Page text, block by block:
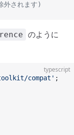
されます)
のように
typescript
compat' ;